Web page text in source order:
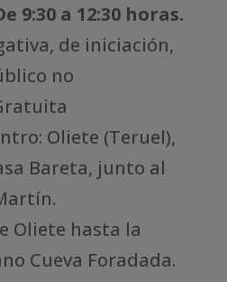
9:30 a 12:30 horas.
de iniciación,
no
Oliete (Teruel),
Bareta, junto al
Oliete hasta la
Cueva Foradada.